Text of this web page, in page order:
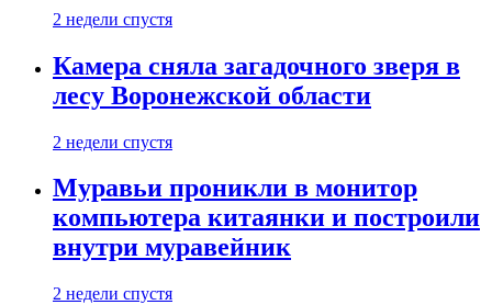
2 недели спустя
Камера сняла загадочного зверя в
лесу Воронежской области
2 недели спустя
Муравьи проникли в монитор
компьютера китаянки и построили
внутри муравейник
2 недели спустя